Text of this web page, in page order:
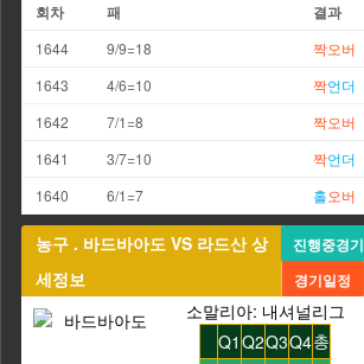
회차 패 결과
1644 9/9=18 짝오버
1643
4/6=10 짝언더
1642
7/1=8 짝오버
1641
3/7=10 짝언더
1640
6/1=7 홀오버
농구 . 바드바아도 VS 라드산 상
세정보
진행중경기
경기일정
소말리아: 내셔널리그
Q1 Q2Q3Q4총